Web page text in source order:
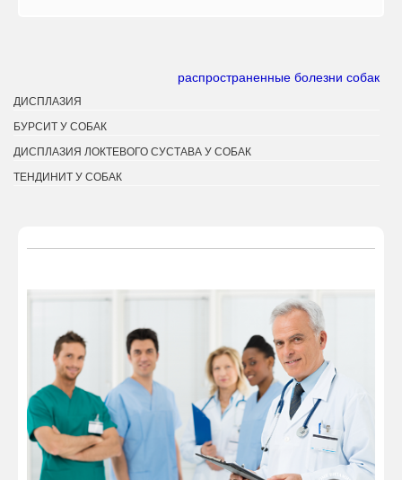
распространенные болезни собак
ДИСПЛАЗИЯ
БУРСИТ У СОБАК
ДИСПЛАЗИЯ ЛОКТЕВОГО СУСТАВА У СОБАК
ТЕНДИНИТ У СОБАК